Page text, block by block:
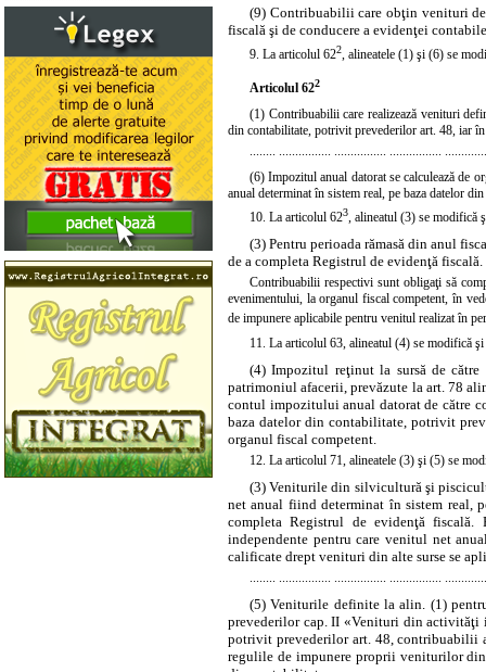
(9) Contribuabilii care obţin venituri
fiscală şi de conducere a evidenţei
9. La articolul 622 , alineatele (1) şi (6) se
Articolul 622
(1) Contribuabilii care realizează venituri
din contabilitate, potrivit prevederilor art. 48, iar
(6) Impozitul anual datorat se calculează de
anual determinat în sistem real, pe baza datelor
10. La articolul 623 alineatul (3) se modifică
(3) Pentru perioada rămasă din anul
de a completa Registrul de evidenţă fiscală.
Contribuabilii respectivi sunt obligaţi să
evenimentului, la organul fiscal competent, în
de impunere aplicabile pentru venitul realizat în
11. La articolul 63, alineatul (4) se modifică
(4) Impozitul reţinut la sursă de
patrimoniul afacerii, prevăzute la art. 78
contul impozitului anual datorat de către
baza datelor din contabilitate, potrivit
organul fiscal competent.
12. La articolul 71, alineatele (3) şi (5) se
(3) Veniturile din silvicultură şi
net anual fiind determinat în sistem real,
completa Registrul de evidenţă
independente pentru care venitul net
calificate drept venituri din alte surse se
(5) Veniturile definite la alin. (1)
prevederilor cap. II «Venituri din activităţi
potrivit prevederilor art. 48 , contribuabilii
regulile de impunere proprii veniturilor